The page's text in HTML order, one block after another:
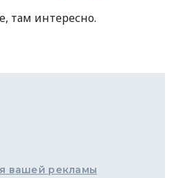
там интересно.
вашей рекламы